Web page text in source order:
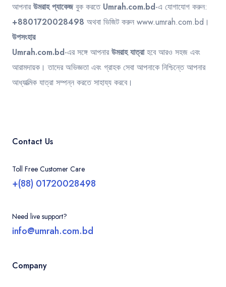
আপনারউমরাহ প্যাকেজবুক করতে Umrah.com.bd-এ যোগাযোগ করুন:
+8801720028498 অথবা ভিজিট করুন www.umrah.com.bd ।
উপসংহার
Umrah.com.bd-এর সঙ্গে আপনারউমরাহ যাত্রাহবে আরও সহজ এবং
আরামদায়ক। তাদের অভিজ্ঞতা এবং গ্রাহক সেবা আপনাকে নিশ্চিন্তে আপনার
আধ্যাত্মিক যাত্রা সম্পন্ন করতে সাহায্য করবে।
Contact Us
Toll Free Customer Care
+(88) 01720028498
Need live support?
info@umrah.com.bd
Company